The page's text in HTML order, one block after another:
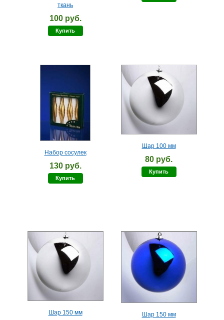
ткань
100 руб.
Купить
Набор сосулек
130 руб.
Купить
Шар 100 мм
80 руб.
Купить
Шар 150 мм Шар 150 мм